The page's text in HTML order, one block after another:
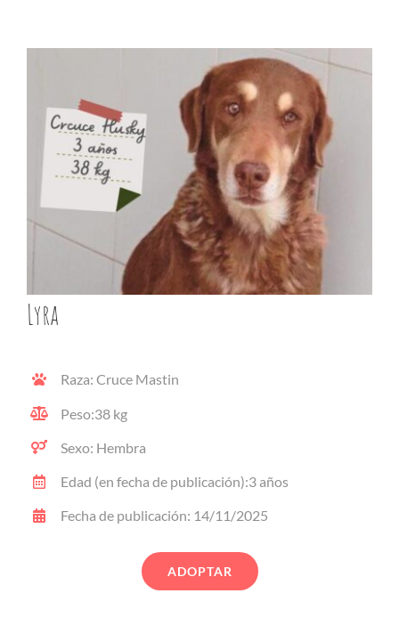
Lyra
Raza: Cruce Mastin
Peso:38 kg
Sexo: Hembra
Edad (en fecha de publicación):3 años
Fecha de publicación: 14/11/2025
ADOPTAR